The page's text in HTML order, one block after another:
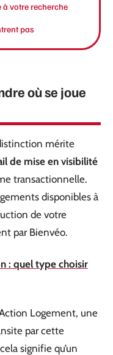
votre recherche
pas
où se joue
mérite
de mise en visibilité
transactionnelle.
disponibles à
de votre
par Bienvéo.
: quel type choisir
Logement, une
par cette
signifie qu’un